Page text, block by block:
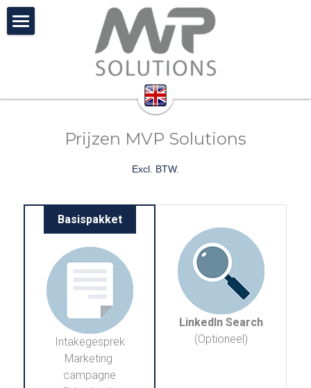
Prijzen
Contact
Prijzen MVP Solutions
Excl. BTW.
Basispakket
Intakegesprek
Marketing
campagne
LinkedIn Search
(Optioneel)